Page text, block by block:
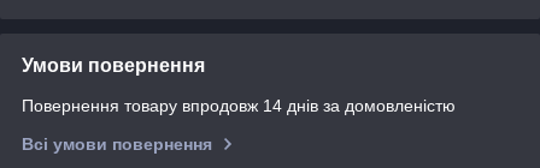
Умови повернення
Повернення товару впродовж 14 днів за домовленістю
Всі умови повернення